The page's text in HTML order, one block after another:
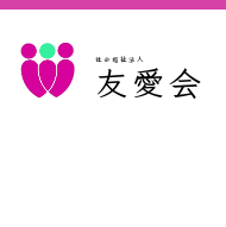
社会福祉法人
友愛会